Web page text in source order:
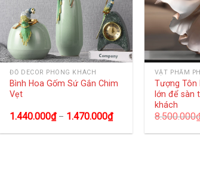
ĐỒ DECOR PHÒNG KHÁCH
Bình Hoa Gốm Sứ Gắn Chim
Vẹt
1.440.000₫– 1.470.000₫
VẬT PHẨM
Tượng Tôn
lớn để sàn
khách
8.500.000